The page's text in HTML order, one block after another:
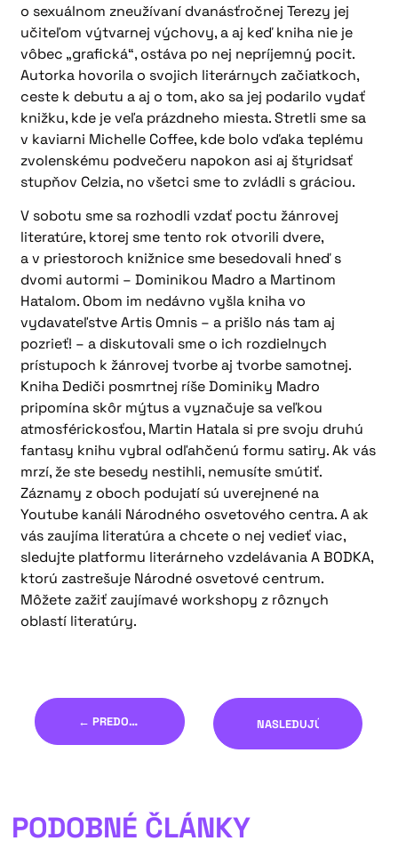
o sexuálnom zneužívaní dvanásťročnej Terezy jej
učiteľom výtvarnej výchovy, a aj keď kniha nie je
vôbec „grafická“, ostáva po nej nepríjemný pocit.
Autorka hovorila o svojich literárnych začiatkoch,
ceste k debutu a aj o tom, ako sa jej podarilo vydať
knižku, kde je veľa prázdneho miesta. Stretli sme sa
v kaviarni Michelle Coffee, kde bolo vďaka teplému
zvolenskému podvečeru napokon asi aj štyridsať
stupňov Celzia, no všetci sme to zvládli s gráciou.
V sobotu sme sa rozhodli vzdať poctu žánrovej
literatúre, ktorej sme tento rok otvorili dvere,
a v priestoroch knižnice sme besedovali hneď s
dvomi autormi – Dominikou Madro a Martinom
Hatalom. Obom im nedávno vyšla kniha vo
vydavateľstve Artis Omnis – a prišlo nás tam aj
pozrieť! – a diskutovali sme o ich rozdielnych
prístupoch k žánrovej tvorbe aj tvorbe samotnej.
Kniha Dediči posmrtnej ríše Dominiky Madro
pripomína skôr mýtus a vyznačuje sa veľkou
atmosférickosťou, Martin Hatala si pre svoju druhú
fantasy knihu vybral odľahčenú formu satiry. Ak vás
mrzí, že ste besedy nestihli, nemusíte smútiť.
Záznamy z oboch podujatí sú uverejnené na
Youtube kanáli Národného osvetového centra. A ak
vás zaujíma literatúra a chcete o nej vedieť viac,
sledujte platformu literárneho vzdelávania A BODKA,
ktorú zastrešuje Národné osvetové centrum.
Môžete zažiť zaujímavé workshopy z rôznych
oblastí literatúry.
← PREDOŠLÝ NASLEDUJÚCI →
PODOBNÉ ČLÁNKY